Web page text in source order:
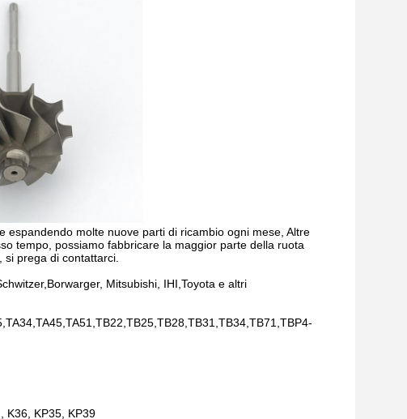
molte nuove parti di ricambio ogni mese, Altre
tempo, possiamo fabbricare la maggior parte della ruota
prega di contattarci.
Mitsubishi, IHI,Toyota e altri
K36, KP35, KP39